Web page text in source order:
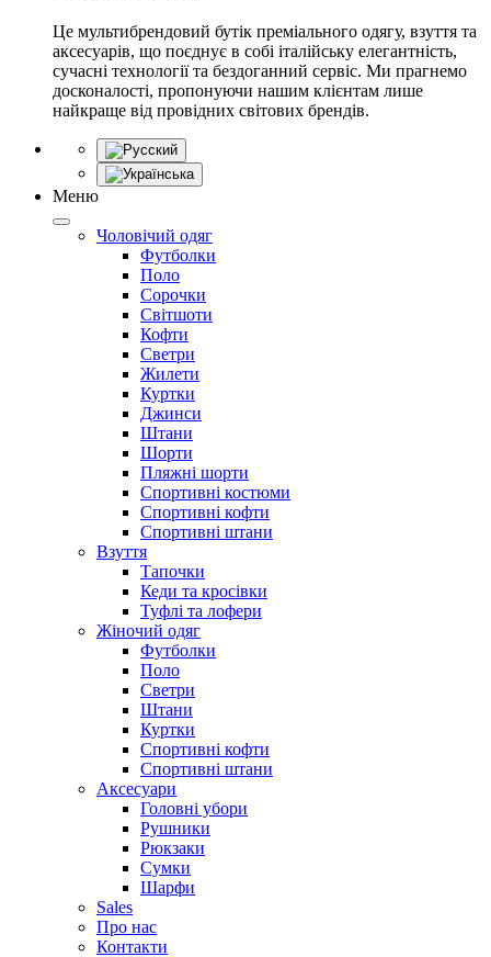
Це мультибрендовий бутік преміального одягу, взуття та
аксесуарів, що поєднує в собі італійську елегантність,
сучасні технології та бездоганний сервіс. Ми прагнемо
досконалості, пропонуючи нашим клієнтам лише
найкраще від провідних світових брендів.
Меню
Чоловічий одяг
Футболки
Поло
Сорочки
Світшоти
Кофти
Светри
Жилети
Куртки
Джинси
Штани
Шорти
Пляжні шорти
Спортивні костюми
Спортивні кофти
Спортивні штани
Взуття
Тапочки
Кеди та кросівки
Туфлі та лофери
Жіночий одяг
Футболки
Поло
Светри
Штани
Куртки
Cпортивні кофти
Спортивні штани
Аксесуари
Головні убори
Рушники
Рюкзаки
Сумки
Шарфи
Sales
Про нас
Контакти